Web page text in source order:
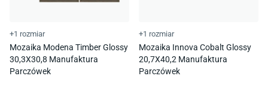
+1 rozmiar
Mozaika Modena Timber Glossy
30,3X30,8 Manufaktura
Parczówek
+1 rozmiar
Mozaika Innova Cobalt Glossy
20,7X40,2 Manufaktura
Parczówek